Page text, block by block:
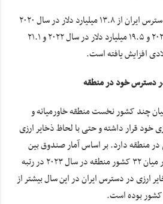
بر این اساس ذخایر ارزی در دسترس ایران از ۱۳.۸ میلیارد دلار در سال ۲۰۲۰
به ۱۷.۷ میلیارد دلار در سال ۲۰۲۱ و ۱۹.۵ میلیارد دلار در سال ۲۰۲۲ و ۲۱.۱
افزایش یافته است.
چند کشور نخست منطقه خاورمیانه و
خود قرار داشته و حتی با لحاظ ذخایر ارزی
منطقه دارد. بر اساس آمار صندوق بین
المللی پول ایران از این نظر در میان ۳۲ کشور منطقه در سال ۲۰۲۳ در رتبه
ارزی در دسترس ایران در این سال بیشتر از